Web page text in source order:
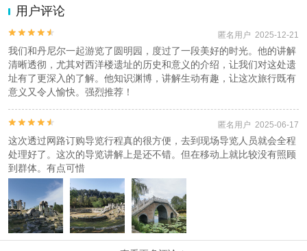
查看： 查看工商执照信息
本产品由青岛驿路同行国际旅行社有限公司代理招徕，委托社为北京蜗牛国际旅
行社有限公司，具体的旅游服务和操作由委托社及其有资质的地接社提供
动（如跳伞、潜水、滑雪等）前，请务必仔细阅读
2.为普及旅游安全知识及旅游文明公约，使您的旅程顺利圆满完成，
特制定《去哪儿网旅游安全手册》 ，请您认真阅读并切实遵守。
用户评论

 匿名用户 2025-12-21
我们和丹尼尔一起游览了圆明园，度过了一段美好的时光。他的讲解
清晰透彻，尤其对西洋楼遗址的历史和意义的介绍，让我们对这处遗
址有了更深入的了解。他知识渊博，讲解生动有趣，让这次旅行既有
意义又令人愉快。强烈推荐！

 匿名用户 2025-06-17
这次透过网路订购导览行程真的很方便，去到现场导览人员就会全程
处理好了。这次的导览讲解上是还不错。但在移动上就比较没有照顾
到群体。有点可惜